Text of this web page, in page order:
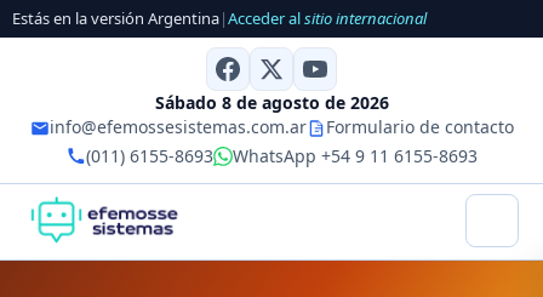
Estás en la versión Argentina|Acceder alsitio internacional
Sábado 8 de agosto de 2026
info@efemossesistemas.com.ar
Formulario de contacto
(011) 6155-8693
WhatsApp +54 9 11 6155-8693